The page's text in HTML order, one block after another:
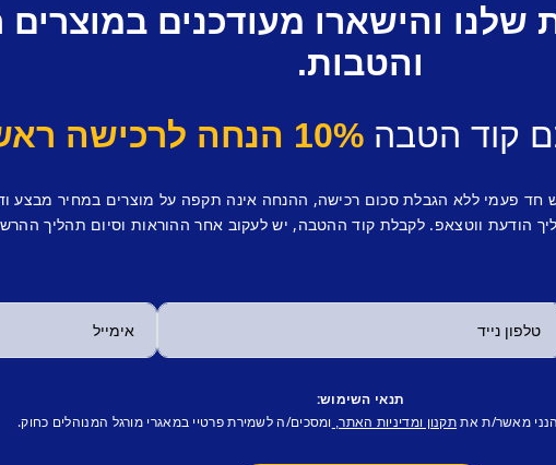
שלנו והישארו מעודכנים
והטבות.
קוד הטבה 10% הנחה לרכישה ראשונה.
חד פעמי ללא הגבלת סכום רכישה, ההנחה אינה תקפה על מוצרים במחיר מבצע
הודעת ווטצאפ. לקבלת קוד ההטבה, יש לעקוב אחר ההוראות וסיום תהליך
תנאי השימוש:
מאשר/ת את תקנון ומדיניות האתר, ומסכים/ה לשמירת פרטיי במאגרי מורגל המנוהלים כחוק.